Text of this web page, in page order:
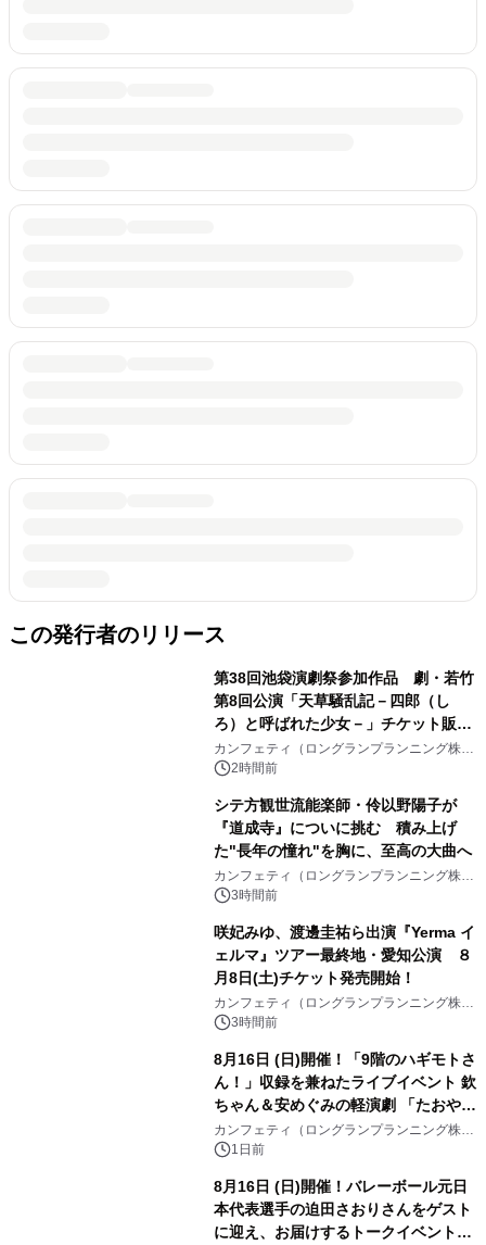
この発行者のリリース
第38回池袋演劇祭参加作品 劇・若竹
第8回公演「天草騒乱記－四郎（し
ろ）と呼ばれた少女－」チケット販売
開始
カンフェティ（ロングランプランニング株式
会社）
2時間前
シテ方観世流能楽師・伶以野陽子が
『道成寺』についに挑む 積み上げ
た"長年の憧れ"を胸に、至高の大曲へ
カンフェティ（ロングランプランニング株式
会社）
3時間前
咲妃みゆ、渡邊圭祐ら出演『Yerma イ
ェルマ』ツアー最終地・愛知公演 ８
月8日(土)チケット発売開始！
カンフェティ（ロングランプランニング株式
会社）
3時間前
8月16日 (日)開催！「9階のハギモトさ
ん！」収録を兼ねたライブイベント 欽
ちゃん＆安めぐみの軽演劇 「たおやか
な心」 チケット販売中
カンフェティ（ロングランプランニング株式
会社）
1日前
8月16日 (日)開催！バレーボール元日
本代表選手の迫田さおりさんをゲスト
に迎え、お届けするトークイベント